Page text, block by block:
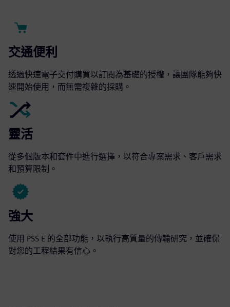
交通便利
透過快速電子交付購買以訂閱為基礎的授權，讓團隊能夠快
速開始使用，而無需複雜的採購。
靈活
從多個版本和套件中進行選擇，以符合專案需求、客戶需求
和預算限制。
強大
使用 PSS E 的全部功能，以執行高質量的傳輸研究，並確保
對您的工程結果有信心。